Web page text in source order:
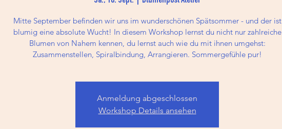
Mitte September befinden wir uns im wunderschönen Spätsommer - und der ist
blumig eine absolute Wucht! In diesem Workshop lernst du nicht nur zahlreiche
Blumen von Nahem kennen, du lernst auch wie du mit ihnen umgehst:
Zusammenstellen, Spiralbindung, Arrangieren. Sommergefühle pur!
Anmeldung abgeschlossen
Workshop Details ansehen